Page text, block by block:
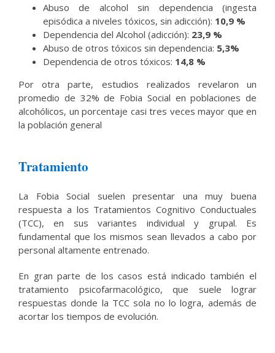
Abuso de alcohol sin dependencia (ingesta
episódica a niveles tóxicos, sin adicción): 10,9 %
Dependencia del Alcohol (adicción): 23,9 %
Abuso de otros tóxicos sin dependencia: 5,3%
Dependencia de otros tóxicos: 14,8 %
Por otra parte, estudios realizados revelaron un
promedio de 32% de Fobia Social en poblaciones de
alcohólicos, un porcentaje casi tres veces mayor que en
la población general
Tratamiento
La Fobia Social suelen presentar una muy buena
respuesta a los Tratamientos Cognitivo Conductuales
(TCC), en sus variantes individual y grupal. Es
fundamental que los mismos sean llevados a cabo por
personal altamente entrenado.
En gran parte de los casos está indicado también el
tratamiento psicofarmacológico, que suele lograr
respuestas donde la TCC sola no lo logra, además de
acortar los tiempos de evolución.